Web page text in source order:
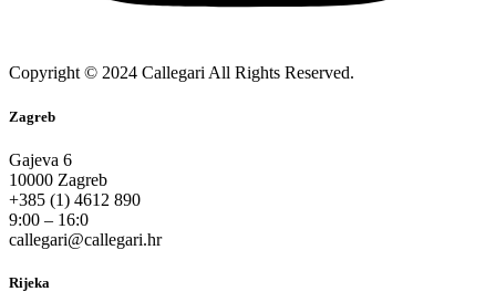
Copyright © 2024 Callegari All Rights Reserved.
Zagreb
Gajeva 6
10000 Zagreb
+385 (1) 4612 890
9:00 – 16:0
callegari@callegari.hr
Rijeka